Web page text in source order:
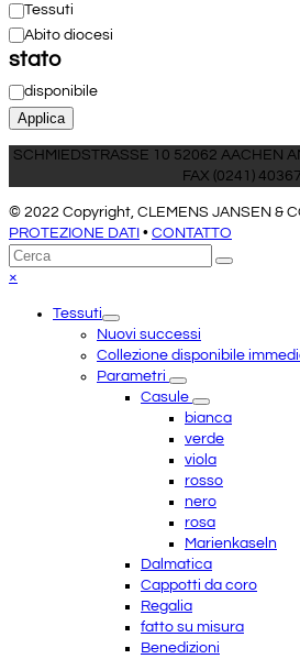
Categoria
Tessuti
Abito diocesi
stato
Disponibilità
disponibile
Applica
SCHMIEDSTRASSE 10 52062 AACHEN
FAX (0241)
© 2022 Copyright, CLEMENS JANSEN &
PROTEZIONE DATI • CONTATTO
Torna
in
Cerca
Invia
×
menuTessuti
Nuovi successi
Collezione disponibile
Parametri
Casule
bianca
verde
viola
rosso
nero
rosa
Marienkaseln
Dalmatica
Cappotti da coro
Regalia
fatto su misura
Benedizioni